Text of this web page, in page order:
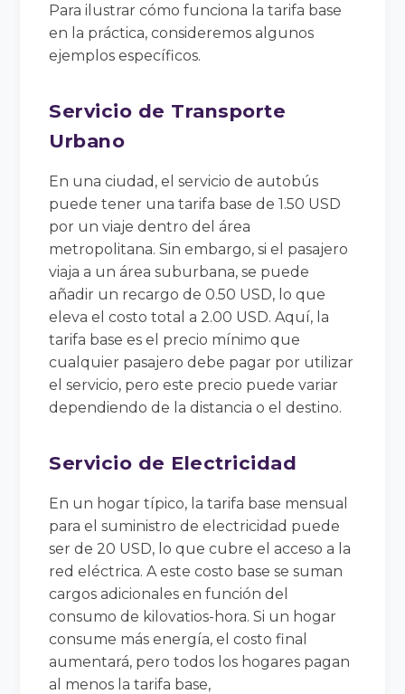
Para ilustrar cómo funciona la tarifa base
en la práctica, consideremos algunos
ejemplos específicos.
Servicio de Transporte
Urbano
En una ciudad, el servicio de autobús
puede tener una tarifa base de 1.50 USD
por un viaje dentro del área
metropolitana. Sin embargo, si el pasajero
viaja a un área suburbana, se puede
añadir un recargo de 0.50 USD, lo que
eleva el costo total a 2.00 USD. Aquí, la
tarifa base es el precio mínimo que
cualquier pasajero debe pagar por utilizar
el servicio, pero este precio puede variar
dependiendo de la distancia o el destino.
Servicio de Electricidad
En un hogar típico, la tarifa base mensual
para el suministro de electricidad puede
ser de 20 USD, lo que cubre el acceso a la
red eléctrica. A este costo base se suman
cargos adicionales en función del
consumo de kilovatios-hora. Si un hogar
consume más energía, el costo final
aumentará, pero todos los hogares pagan
al menos la tarifa base,